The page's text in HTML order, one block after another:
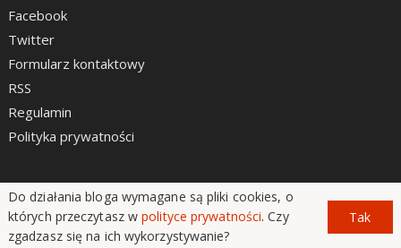
Facebook
Twitter
Formularz kontaktowy
RSS
Regulamin
Polityka prywatności
LiveSmarter.pl © 2012 - 2026
Do działania bloga wymagane są pliki cookies, o
których przeczytasz wpolityce prywatności. Czy
zgadzasz się na ich wykorzystywanie?
Tak